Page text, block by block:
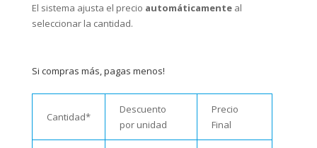
El sistema ajusta el precio automáticamenteal
seleccionar la cantidad.
Si compras más, pagas menos!
Cantidad*
Descuento
por unidad
Precio
Final